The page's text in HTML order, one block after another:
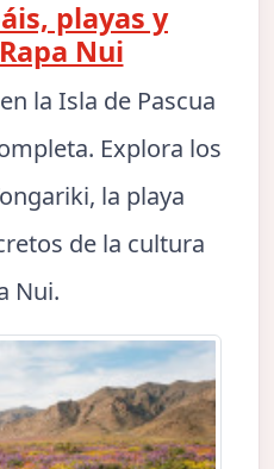
playas y
Nui
la Isla de Pascua
Explora los
la playa
de la cultura
Nui.